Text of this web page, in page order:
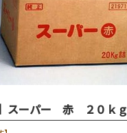
】スーパー 赤 ２０ｋｇ